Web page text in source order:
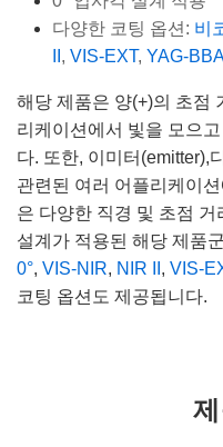
다양한 코팅 옵션: 비
, VIS-EXT, YAG-
해당 제품은 양(+)의 초점
리케이션에서 빛을 모으
다. 또한, 이미터(emitter),
관련된 여러 어플리케이
은 다양한 직경 및 초점
설계가 적용된 해당 제품
0°, VIS-NIR, NIR II , VIS-
코팅 옵션도 제공됩니다.